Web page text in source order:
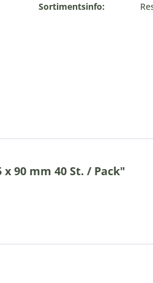
Sortimentsinfo:
90 mm 40 St. / Pack"